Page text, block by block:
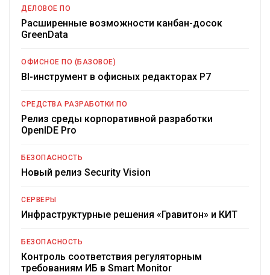
ДЕЛОВОЕ ПО
Расширенные возможности канбан-досок
GreenData
ОФИСНОЕ ПО (БАЗОВОЕ)
BI-инструмент в офисных редакторах Р7
СРЕДСТВА РАЗРАБОТКИ ПО
Релиз среды корпоративной разработки
OpenIDE Pro
БЕЗОПАСНОСТЬ
Новый релиз Security Vision
СЕРВЕРЫ
Инфраструктурные решения «Гравитон» и КИТ
БЕЗОПАСНОСТЬ
Контроль соответствия регуляторным
требованиям ИБ в Smart Monitor